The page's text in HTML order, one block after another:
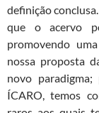
definição
que o acervo
promovendo
nossa proposta
novo
ÍCARO, temos